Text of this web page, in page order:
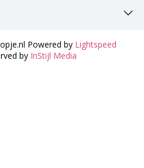
Powered by Lightspeed
by InStijl Media